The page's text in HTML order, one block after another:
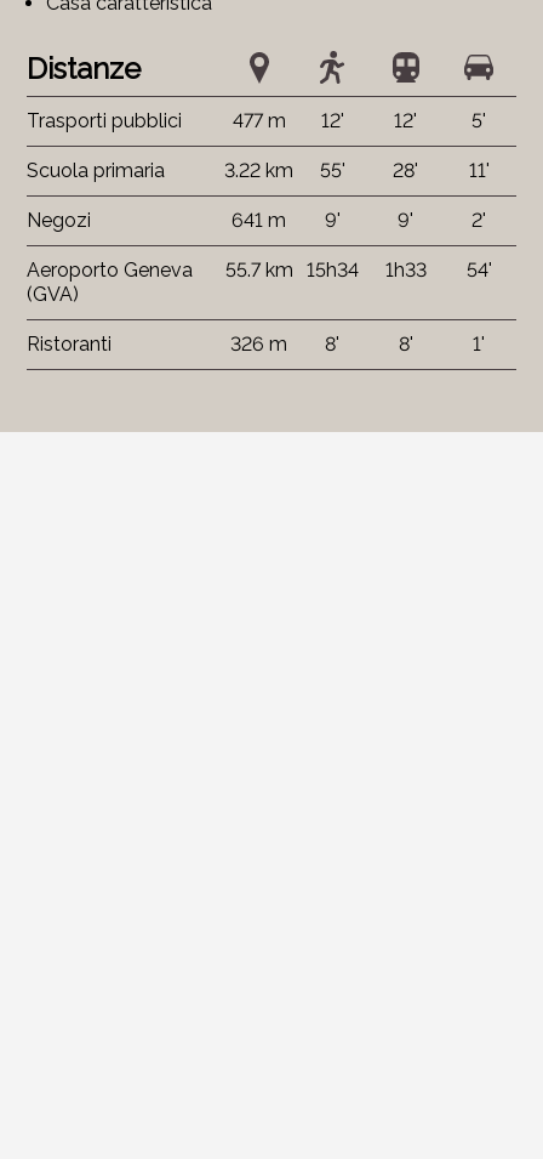
Distanze
Trasporti pubblici 477 m 12' 12' 5'
Scuola primaria 3.22 km 55' 28' 11'
Negozi 641 m 9' 9' 2'
Aeroporto Geneva
(GVA)
55.7 km 15h34 1h33 54'
Ristoranti 326 m 8' 8' 1'